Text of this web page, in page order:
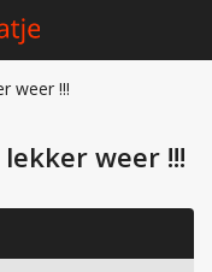
weer !!!
weer !!!